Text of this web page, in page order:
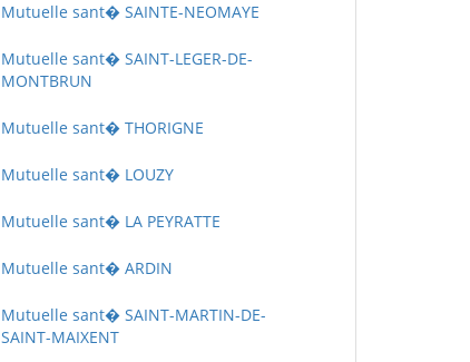
Mutuelle sant� SAINTE-NEOMAYE
Mutuelle sant� SAINT-LEGER-DE-
MONTBRUN
Mutuelle sant� THORIGNE
Mutuelle sant� LOUZY
Mutuelle sant� LA PEYRATTE
Mutuelle sant� ARDIN
Mutuelle sant� SAINT-MARTIN-DE-
SAINT-MAIXENT